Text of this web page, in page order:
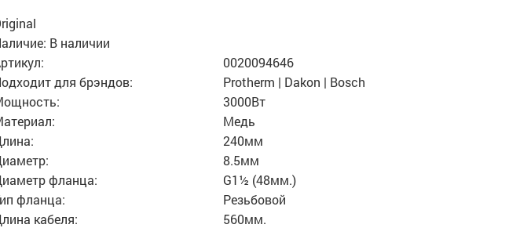
В наличии
0020094646
для брэндов:
Protherm | Dakon | Bosch
3000Вт
Медь
240мм
8.5мм
фланца:
G1½ (48мм.)
фланца:
Резьбовой
кабеля:
560мм.